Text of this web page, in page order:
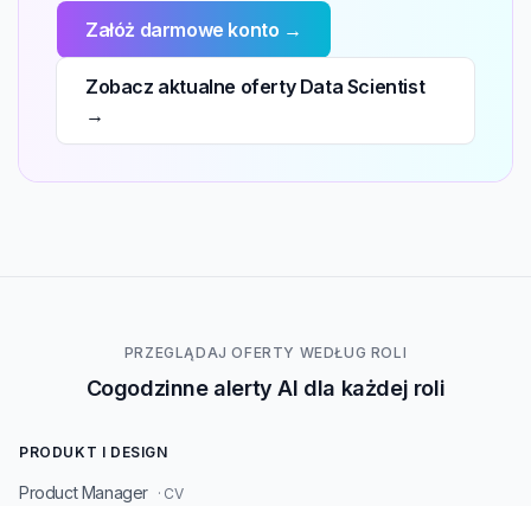
Załóż darmowe konto →
Zobacz aktualne oferty Data Scientist
→
PRZEGLĄDAJ OFERTY WEDŁUG ROLI
Cogodzinne alerty AI dla każdej roli
PRODUKT I DESIGN
Product Manager · CV